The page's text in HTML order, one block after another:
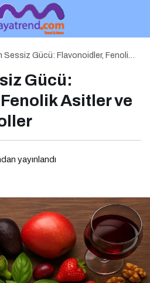
Sessiz Gücü: Flavonoidler, Fenolik
Gücü:
Asitler ve
yayınlandı
Keratokonusa Yol Açabilir